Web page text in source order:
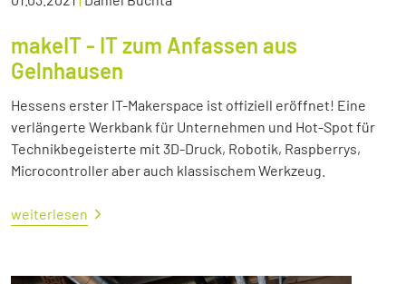
makeIT - IT zum Anfassen aus
Gelnhausen
Hessens erster IT-Makerspace ist offiziell eröffnet! Eine
verlängerte Werkbank für Unternehmen und Hot-Spot für
Technikbegeisterte mit 3D-Druck, Robotik, Raspberrys,
Microcontroller aber auch klassischem Werkzeug.
weiterlesen